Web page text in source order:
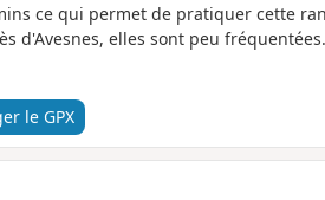
ce qui permet de pratiquer cette
d'Avesnes, elles sont peu
le GPX